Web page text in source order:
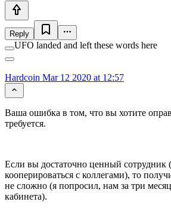
Reply
UFO landed and left these words here
Hardcoin Mar 12 2020 at 12:57
Ваша ошибка в том, что вы хотите
требуется.
Если вы достаточно ценный сотрудник
кооперироваться с коллегами), то
не сложно (я попросил, нам за три
кабинета).